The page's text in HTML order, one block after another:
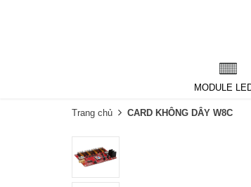
MODULE
Trang chủ CARD KHÔNG DÂY W8C